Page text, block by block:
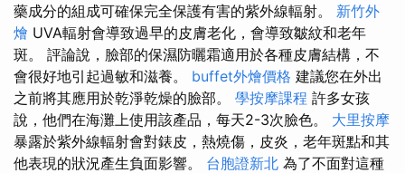
藥成分的組成可確保完全保護有害的紫外線輻射。 新竹外
燴 UVA輻射會導致過早的皮膚老化，會導致皺紋和老年
斑。 評論說，臉部的保濕防曬霜適用於各種皮膚結構，不
會很好地引起過敏和滋養。 buffet外燴價格 建議您在外出
之前將其應用於乾淨乾燥的臉部。 學按摩課程 許多女孩
說，他們在海灘上使用該產品，每天2-3次臉色。 大里按摩
暴露於紫外線輻射會對錶皮，熱燒傷，皮炎，老年斑點和其
他表現的狀況產生負面影響。 台胞證新北 為了不面對這種